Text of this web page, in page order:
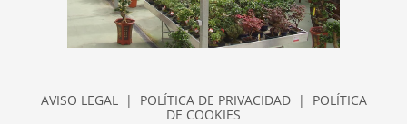
AVISO LEGAL | POLÍTICA DE PRIVACIDAD |
POLÍTICA
DE COOKIES